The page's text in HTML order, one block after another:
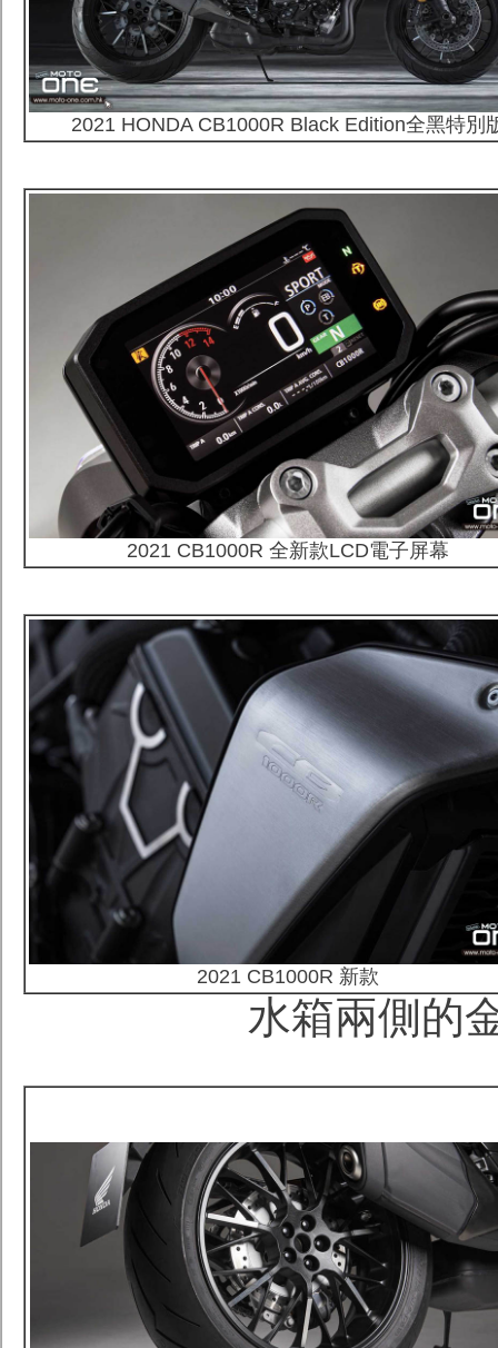
2021 HONDA CB1000R Black Edition全黑特別
2021 CB1000R 全新款LCD電子屏幕
2021 CB1000R 新款
水箱兩側的